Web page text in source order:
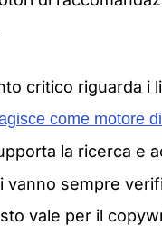
critico riguarda i
agisce come motore
la ricerca e
vanno sempre
vale per il